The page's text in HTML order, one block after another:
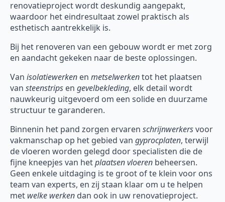
renovatieproject wordt deskundig aangepakt,
waardoor het eindresultaat zowel praktisch als
esthetisch aantrekkelijk is.
Bij het renoveren van een gebouw wordt er met zorg
en aandacht gekeken naar de beste oplossingen.
Van isolatiewerken en metselwerkentot het plaatsen
van steenstrips en gevelbekleding, elk detail wordt
nauwkeurig uitgevoerd om een solide en duurzame
structuur te garanderen.
Binnenin het pand zorgen ervaren schrijnwerkersvoor
vakmanschap op het gebied van gyprocplaten, terwijl
de vloeren worden gelegd door specialisten die de
fijne kneepjes van hetplaatsen vloeren beheersen.
Geen enkele uitdaging is te groot of te klein voor ons
team van experts, en zij staan klaar om u te helpen
met welke werken dan ook in uw renovatieproject.